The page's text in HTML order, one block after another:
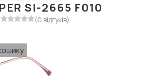
SI-2665 F010
(0 відгуків)